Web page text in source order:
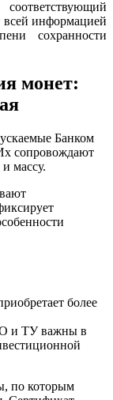
всей информацией
сохранности
монет:
Банком
сопровождают
массу.
более
и ТУ важны в
по которым